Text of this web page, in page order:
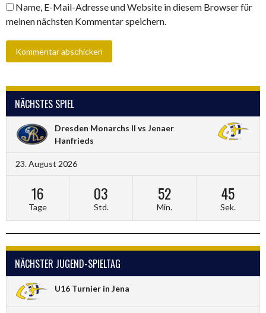
Name, E-Mail-Adresse und Website in diesem Browser für
meinen nächsten Kommentar speichern.
NÄCHSTES SPIEL
Dresden Monarchs II vs Jenaer
Hanfrieds
23. August 2026
16
Tage
03
Std.
52
Min.
45
Sek.
NÄCHSTER JUGEND-SPIELTAG
U16 Turnier in Jena